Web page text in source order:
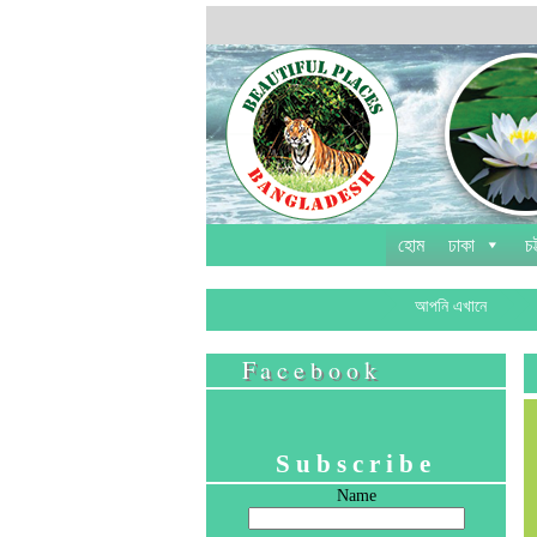
হোম ঢাকা
আপনি এখানে
Facebook
Subscribe
Name